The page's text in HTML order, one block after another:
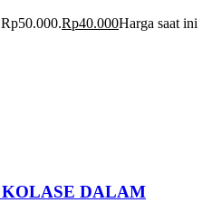
Rp40.000Harga saat ini
DALAM